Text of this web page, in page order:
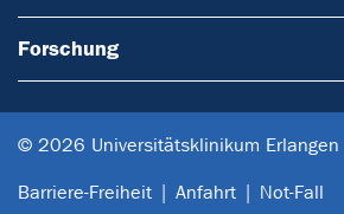
Forschung
© 2026 Universitätsklinikum Erlangen
Barriere-Freiheit Anfahrt Not-Fall